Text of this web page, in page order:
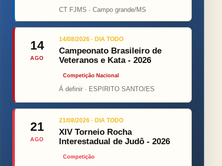
CT FJMS · Campo grande/MS
14
AGO
14/08/2026 · DIA TODO
Campeonato Brasileiro de
Veteranos e Kata - 2026
Competição Nacional
Á definir · ESPIRITO SANTO/ES
21
AGO
21/08/2026 · DIA TODO
XIV Torneio Rocha
Interestadual de Judô - 2026
Competição